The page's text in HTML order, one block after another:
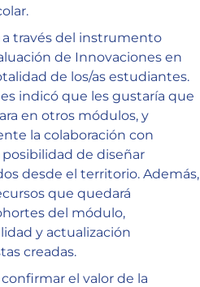
través del instrumento
de Innovaciones en
de los/as estudiantes.
indicó que les gustaría que
en otros módulos, y
la colaboración con
de diseñar
desde el territorio. Además,
que quedará
del módulo,
y actualización
creadas.
el valor de la